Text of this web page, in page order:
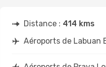
Distance : 414 kms
Aéroports de Labuan